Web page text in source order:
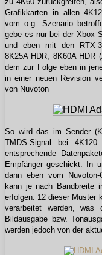
Grafikkarten in allen
vom o.g. Szenario
gebe es nur bei der Xbox
und eben mit den RTX-
8K25A HDR, 8K60A HDR
dem zur Folge eben in
in einer neuen Revision
von Nuvoton
So wird das im Sender
TMDS-Signal bei
entsprechende
Empfänger geschickt. In
dann eben vom
kann je nach Bandbreite
erfolgen. 12 dieser Muster
verarbeitet werden, was
Bildausgabe bzw.
werden jedoch von der